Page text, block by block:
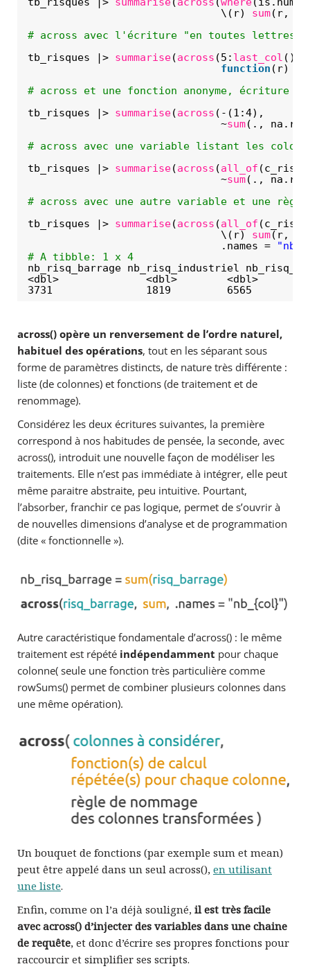
\(r) sum(r,
# across avec l'écriture "en toutes lettres"
tb_risques |> summarise(across (5: last_col (),
function (r) {
# across et une fonction anonyme, écriture
tb_risques |> summarise(across (-(1:4),
~sum(., na.rm
# across avec une variable listant les
tb_risques |> summarise(across (all_of
~sum(., na.rm
# across avec une autre variable et une règle
tb_risques |> summarise(across (all_of
\(r) sum(r,
.names =
# A tibble: 1 x 4
nb_risq_barrage nb_risq_industriel
<dbl>              <dbl>        <dbl>
3731               1819         6565
across() opère un renversement de l’ordre naturel,
habituel des opérations, tout en les séparant sous
forme de paramètres distincts, de nature très différente :
liste (de colonnes) et fonctions (de traitement et de
renommage).
Considérez les deux écritures suivantes, la première
correspond à nos habitudes de pensée, la seconde, avec
across(), introduit une nouvelle façon de modéliser les
traitements. Elle n’est pas immédiate à intégrer, elle peut
même paraitre abstraite, peu intuitive. Pourtant,
l’absorber, franchir ce pas logique, permet de s’ouvrir à
de nouvelles dimensions d’analyse et de programmation
(dite « fonctionnelle »).
Autre caractéristique fondamentale d’across() : le même
traitement est répété indépendamment pour chaque
colonne( seule une fonction très particulière comme
rowSums() permet de combiner plusieurs colonnes dans
une même opération).
Un bouquet de fonctions (par exemple sum et mean)
peut être appelé dans un seul across(), en utilisant
une liste.
Enfin, comme on l’a déjà souligné, il est très facile
avec across() d’injecter des variables dans une chaine
de requête, et donc d’écrire ses propres fonctions pour
raccourcir et simplifier ses scripts.